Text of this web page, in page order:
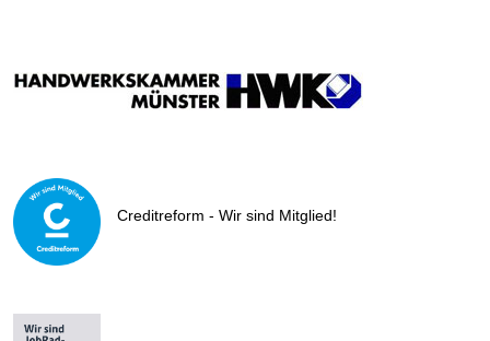
Creditreform - Wir sind Mitglied!